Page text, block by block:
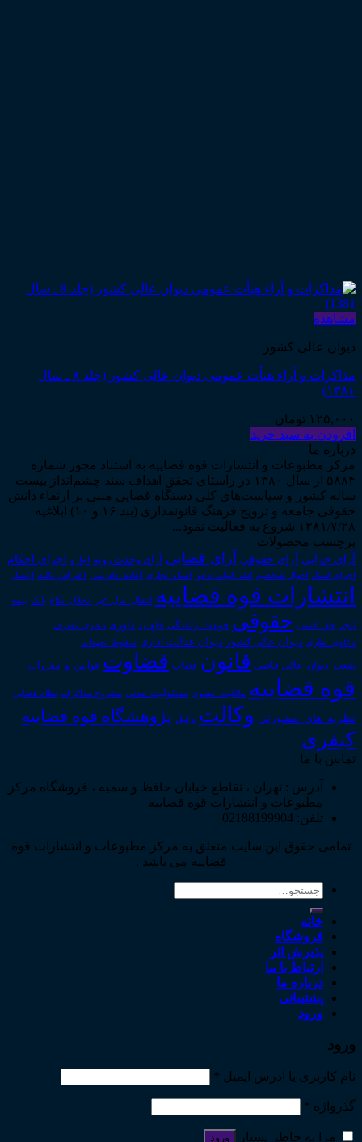
مشاهده
دیوان عالی کشور
مذاکرات و آراء هیأت عمومی دیوان عالی کشور (جلد ۸ ـ سال
۱۳۸۱)
۱۲۵,۰۰۰ تومان
افزودن به سبد خرید
درباره ما
مرکز مطبوعات و انتشارات قوه قضاییه به استناد مجوز شماره
۵۸۸۴ از سال ۱۳۸۰ در راستای تحقق اهداف سند چشم‌انداز بیست
ساله کشور و سیاست‌های کلی دستگاه قضایی مبنی بر ارتقاء دانش
حقوقی جامعه و ترویج فرهنگ قانونمداری (بند ۱۶ و ۱۰) ابلاغیه
۱۳۸۱/۷/۲۸ شروع به فعالیت نمود...
برچسب محصولات
آرای جزایی آرای حقوقی آرای قضایی آرای وحدت رویه اجاره اجرای احکام
اجرای اسناد احوال شخصیه ادله_اثبات_دعوا اسناد_تجاری اعاده_دادرسی اعتراض_ثالث اعسار
انتشارات قوه قضاییه انتقال_مال_غیر انحلال_نکاح بانک بیمه
تاجر حق_کسب حقوقی حوادث_رانندگی خلع_ید داوری دعاوی_تصرف
دعاوی_طاری دیوان عالی کشور دیوان عدالت اداری سقوط_تعهدات
شعب_دیوان_عالی قاضی قانون قضات قضاوت قوانین_و_مقررات
قوه قضاییه مالکیت_معنوی مسئولیت_مدنی مشروح مذاکرات نظام قضایی
نظریه_های_مشورتی وکالت وکیل پژوهشگاه قوه قضاییه
کیفری
تماس با ما
آدرس : تهران ، تقاطع خیابان حافظ و سمیه ، فروشگاه مرکز
مطبوعات و انتشارات قوه قضاییه
تلفن: 02188199904
تمامی حقوق این سایت متعلق به مرکز مطبوعات و انتشارات قوه
قضاییه می باشد .
جستجو
خانه
فروشگاه
پذیرش اثر
ارتباط با ما
درباره ما
پشتیبانی
ورود
ورود
نام کاربری یا آدرس ایمیل *
گذرواژه *
مرا به خاطر بسپار ورود